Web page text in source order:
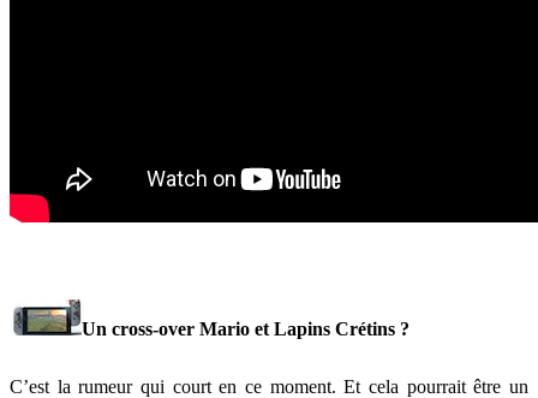
Un cross-over Mario et Lapins Crétins ?
C’est la rumeur qui court en ce moment. Et cela pourrait être un